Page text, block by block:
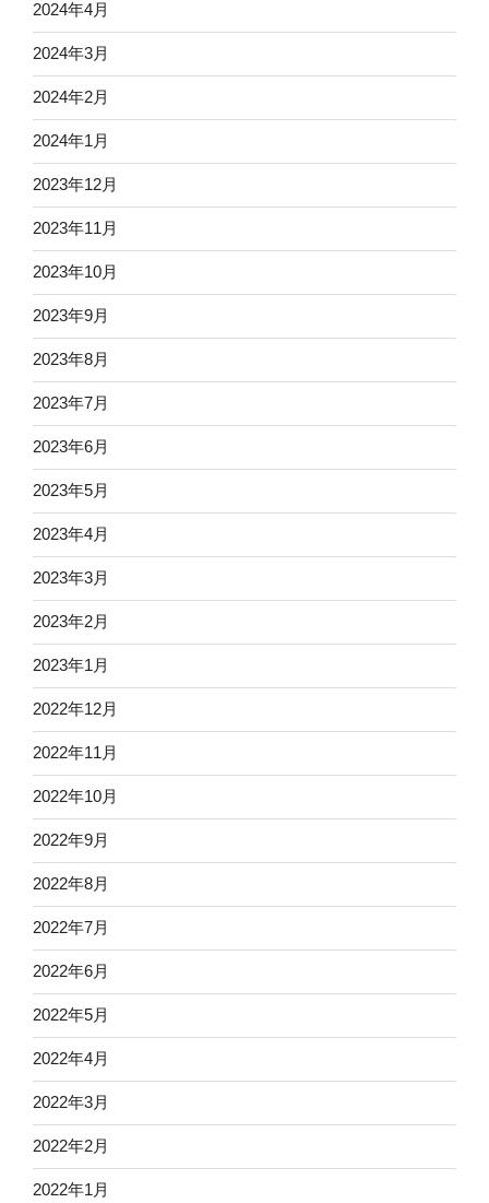
2024年4月
2024年3月
2024年2月
2024年1月
2023年12月
2023年11月
2023年10月
2023年9月
2023年8月
2023年7月
2023年6月
2023年5月
2023年4月
2023年3月
2023年2月
2023年1月
2022年12月
2022年11月
2022年10月
2022年9月
2022年8月
2022年7月
2022年6月
2022年5月
2022年4月
2022年3月
2022年2月
2022年1月